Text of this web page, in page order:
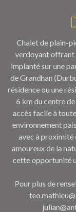
Chalet de plain-
verdoyant offrant
implanté sur une
de Grandhan
résidence ou une
6 km du centre
accès facile à
environnement
avec à proximité
amoureux de la
cette opportunité
Pour plus de